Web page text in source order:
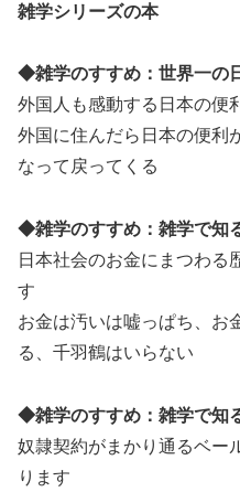
雑学シリーズの本
◆雑学のすすめ：世界一の
外国人も感動する日本の便
外国に住んだら日本の便利
なって戻ってくる
◆雑学のすすめ：雑学で知
日本社会のお金にまつわる
す
お金は汚いは嘘っぱち、お
る、千羽鶴はいらない
◆雑学のすすめ：雑学で知
奴隷契約がまかり通るベー
ります